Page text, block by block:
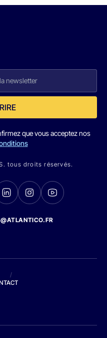
que vous acceptez nos
tous droits réservés.
/